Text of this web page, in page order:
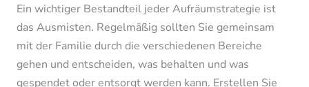
Ein wichtiger Bestandteil jeder Aufräumstrategie ist
das Ausmisten. Regelmäßig sollten Sie gemeinsam
mit der Familie durch die verschiedenen Bereiche
gehen und entscheiden, was behalten und was
gespendet oder entsorgt werden kann. Erstellen Sie